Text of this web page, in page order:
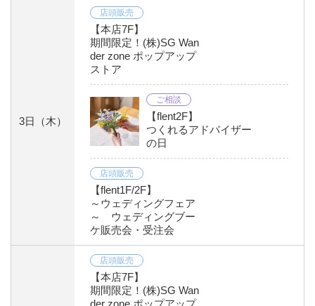
3日 （木）
店頭販売
【本店7F】
期間限定！(株)SG Wan
der zone ポップアップ
ストア
ご相談
【flent2F】
つくれるアドバイザー
の日
店頭販売
【flent1F/2F】
～ウェディングフェア
～ ウェディングブー
ケ販売会・受注会
店頭販売
【本店7F】
期間限定！(株)SG Wan
der zone ポップアップ